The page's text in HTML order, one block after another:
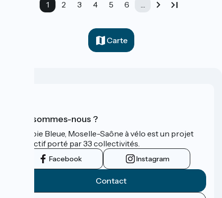
1 2 3 4 5 6 …
Carte
Qui sommes-nous ?
La Voie Bleue, Moselle-Saône à vélo est un projet
collectif porté par 33 collectivités.
Facebook Instagram
Contact